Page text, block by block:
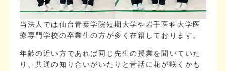
当法人では仙台青葉学院短期大学や岩手医科大学医
療専門学校の卒業生の方が多く在籍しております。
年齢の近い方であれば同じ先生の授業を聞いていた
り、共通の知り合いがいたりと昔話に花が咲くかも